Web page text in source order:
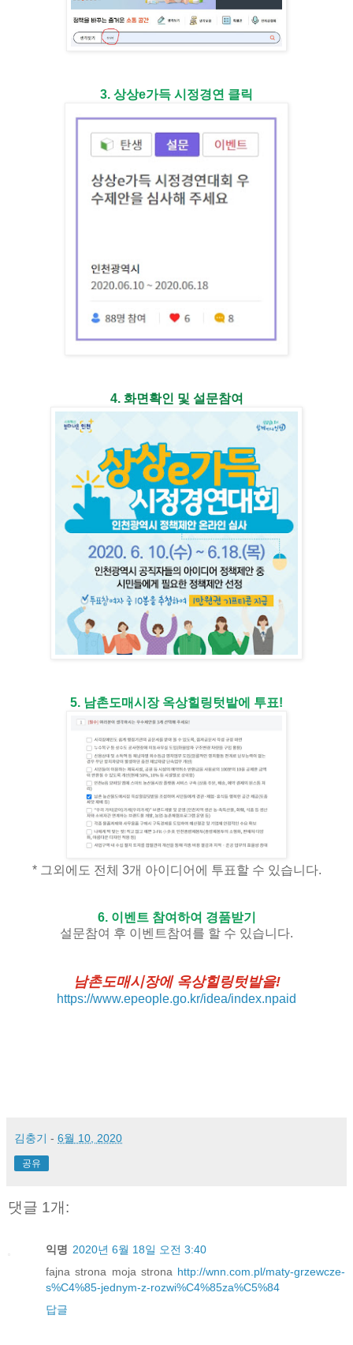
3. 상상e가득 시정경연 클릭
4. 화면확인 및 설문참여
5. 남촌도매시장 옥상힐링텃밭에 투표!
* 그외에도 전체 3개 아이디어에 투표할 수 있습니다.
6. 이벤트 참여하여 경품받기
설문참여 후 이벤트참여를 할 수 있습니다.
남촌도매시장에 옥상힐링텃밭을!
https://www.epeople.go.kr/idea/index.npaid
김충기 - 6월 10, 2020
공유
댓글 1개:
익명 2020년 6월 18일 오전 3:40
fajna strona moja strona http://wnn.com.pl/maty-grzewcze-
s%C4%85-jednym-z-rozwi%C4%85za%C5%84
답글